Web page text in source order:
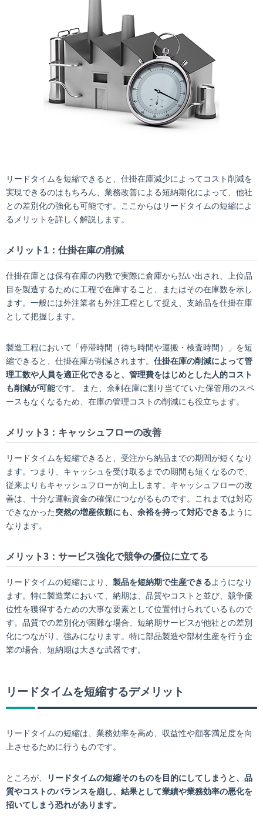
リードタイムを短縮できると、仕掛在庫減少によってコスト削減を
実現できるのはもちろん、業務改善による短納期化によって、他社
との差別化の強化も可能です。ここからはリードタイムの短縮によ
るメリットを詳しく解説します。
メリット1：仕掛在庫の削減
仕掛在庫とは保有在庫の内数で実際に倉庫から払い出され、上位品
目を製造するために工程で在庫すること、またはその在庫数を示し
ます。一般には外注業者も外注工程として捉え、支給品を仕掛在庫
として把握します。
製造工程において「停滞時間（待ち時間や運搬・検査時間）」を短
縮できると、仕掛在庫が削減されます。 仕掛在庫の削減によって管
理工数や人員を適正化できると、管理費をはじめとした人的コスト
も削減が可能です。 また、余剰在庫に割り当てていた保管用のスペ
ースもなくなるため、在庫の管理コストの削減にも役立ちます。
メリット3：キャッシュフローの改善
リードタイムを短縮できると、受注から納品までの期間が短くなり
ます。つまり、キャッシュを受け取るまでの期間も短くなるので、
従来よりもキャッシュフローが向上します。キャッシュフローの改
善は、十分な運転資金の確保につながるものです。これまでは対応
できなかった突然の増産依頼にも、余裕を持って対応できるように
なります。
メリット3：サービス強化で競争の優位に立てる
リードタイムの短縮により、 製品を短納期で生産できるようになり
ます。特に製造業において、納期は、品質やコストと並び、競争優
位性を獲得するための大事な要素として位置付けられているもので
す。品質での差別化が困難な場合、短納期サービスが他社との差別
化につながり、強みになります。特に部品製造や部材生産を行う企
業の場合、短納期は大きな武器です。
リードタイムを短縮するデメリット
リードタイムの短縮は、業務効率を高め、収益性や顧客満足度を向
上させるために行うものです。
ところが、
リードタイムの短縮そのものを目的にしてしまうと、品
質やコストのバランスを崩し、結果として業績や業務効率の悪化を
招いてしまう恐れがあります。